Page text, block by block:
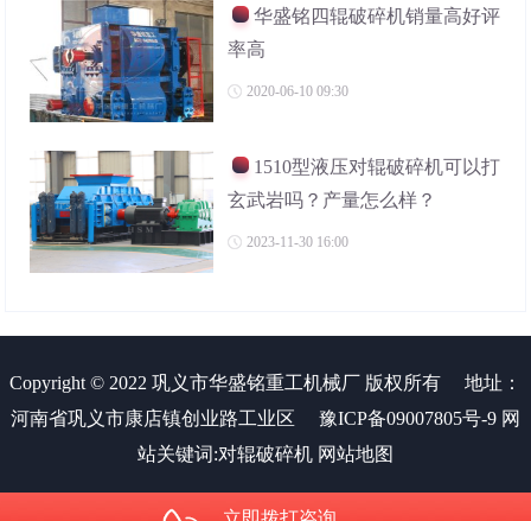
华盛铭四辊破碎机销量高好评
率高
2020-06-10 09:30
1510型液压对辊破碎机可以打
玄武岩吗？产量怎么样？
2023-11-30 16:00
Copyright © 2022 巩义市华盛铭重工机械厂 版权所有
地址：
河南省巩义市康店镇创业路工业区
豫ICP备09007805号-9 网
站关键词:对辊破碎机 网站地图